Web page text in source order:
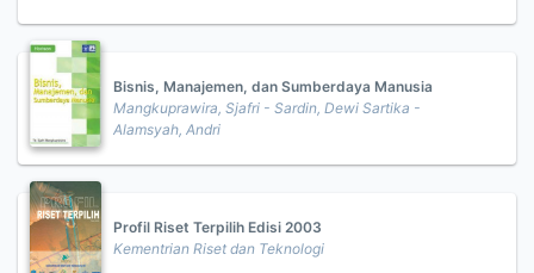
Bisnis, Manajemen, dan Sumberdaya Manusia
Mangkuprawira, Sjafri - Sardin, Dewi Sartika -
Alamsyah, Andri
Profil Riset Terpilih Edisi 2003
Kementrian Riset dan Teknologi